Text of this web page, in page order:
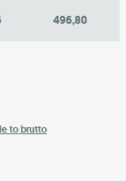
496,80
to brutto